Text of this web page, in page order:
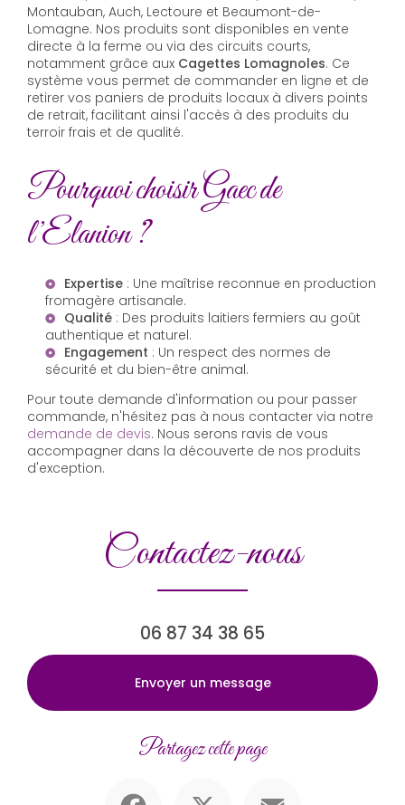
Montauban, Auch, Lectoure et Beaumont-de-
Lomagne. Nos produits sont disponibles en vente
directe à la ferme ou via des circuits courts,
notamment grâce aux Cagettes Lomagnoles. Ce
système vous permet de commander en ligne et de
retirer vos paniers de produits locaux à divers points
de retrait, facilitant ainsi l'accès à des produits du
terroir frais et de qualité.
Pourquoi choisir Gaec de
l’Elanion ?
Expertise : Une maîtrise reconnue en production
fromagère artisanale.
Qualité : Des produits laitiers fermiers au goût
authentique et naturel.
Engagement : Un respect des normes de
sécurité et du bien-être animal.
Pour toute demande d'information ou pour passer
commande, n'hésitez pas à nous contacter via notre
demande de devis. Nous serons ravis de vous
accompagner dans la découverte de nos produits
d'exception.
Contactez-nous
06 87 34 38 65
Envoyer un message
Partagez cette page